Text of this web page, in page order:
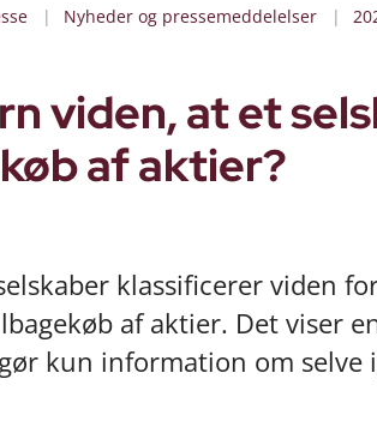
Nyheder og pressemeddelelser
viden, at et
af aktier?
klassificerer viden
af aktier. Det viser
kun information om